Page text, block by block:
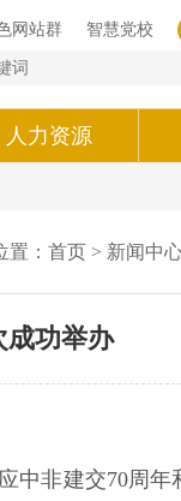
智慧党校
网站群
人力资源
置： 首页 > 新闻中
成功举办
中非建交70周年